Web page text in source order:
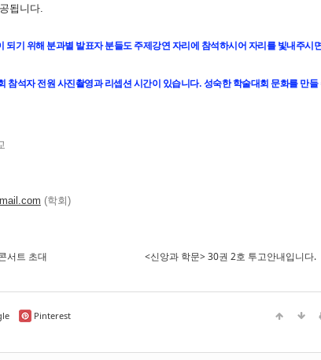
됩니다.
기 위해 분과별 발표자 분들도 주제강연 자리에 참석하시어 자리를 빛내주시
참석자 전원 사진촬영과 리셉션 시간이 있습니다. 성숙한 학술대회 문화를 만들
(학회)
서트 초대 <신앙과 학문> 30권 2호 투고안내입니다.
Pinterest